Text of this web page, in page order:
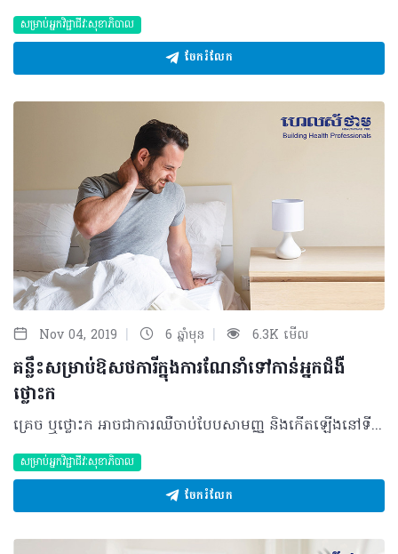
សម្រាប់អ្នកវិជ្ជាជីវៈសុខាភិបាល
ចែករំលែក
Nov 04, 2019 | 6 ឆ្នាំមុន | 6.3K មើល
គន្លឹះសម្រាប់ឱសថការីក្នុងការណែនាំទៅកាន់អ្នកជំងឺ
ថ្លោះក
គ្រេច ឬថ្លោះក អាចជាការឈឺចាប់បែបសាមញ្ញ និងកើតឡើងនៅទីតាំងជាក់លាក់ ហើយភាគច្រើនតែងបាត់ទៅវិញដោយខ្លួនឯង។ យ៉ាងណាមិញអ្នកក៏គួរដឹងពីគន្លឹះមួយចំនួនសម្រាប់ណែនាំដល់អ្នកដែលត្រូវការជំនួយដើម្បីអាចសម្រាលអាការៈឈឺចាប់នោះឲ្យបានកាន់តែឆាប់រហ័ស។ អ្វីគួរដឹង? អាការៈគ្រេច ឬថ្លោះក បណ្តាលមកពីការកន្រ្តាក់នៃសាច់ដុំធំមួយដែលស្ថិតនៅផ្នែកចំហៀងនៃក ហើយតែងកើតមានឡើងក្នុងករណី៖ • នៅពេលព្រឹក និងភ្លាមៗពេលងើបពីដំណេក។ វាជាការឈឺចាប់ធម្មតាដែលបណ្តាលមកពីទីតាំងគេងនៅពេលយប់មិនបានល្អ ឬធ្វើកាយវិការខុសប្រក្រតីណាមួយ • សម្រាប់កុមារ៖ សញ្ញាថ្លោះក អាចជាប់ពាក់ព័ន្ធនឹងជំងឺរលាកត្រចៀក ឬឈឺទ្រូងជាដើម • ប្រសិន ការឈឺចាប់កើតមានជាប្រចាំ និងកាន់តែខ្លាំងឡើងបន្តិចម្ដងៗថែមទាំងមានរួមបញ្ចូលសញ្ញាដូចជា ឈឺក្បាល ឬវិលមុខទៀតនោះ វាអាចជាករណីធ្ងន់ធ្ងរ ឬបញ្ហាសរសៃប្រសាទណាមួយ។ អ្វីគួរធ្វើ? ដើម្បីកាត់បន្ថយការឈឺចាប់បណ្ដាលមកពីអាការៈគ្រេច ឬថ្លោះក អ្នកអាចណែនាំវិធីសាស្រ្តណាមួយដូចខាងក្រោម៖ • ស្អំកន្លែងឈឺចាប់ ដោយប្រើកន្សែងជ្រលក់ទឹកក្ដៅឧណ្ហៗ ឬងូតទឹកក្ដៅឧណ្ហៗ • ប្រើប្រាស់ឱសថប្រភេទជាក្រែមសម្រាប់លាប ដូចជា Décontractyl baume ឬ Algésal suractivé • ឬអាចប្រើប្រាស់ឱសថក្រោមទម្រង់ជាគ្រាប់ រួមមាន៖ - Décontractyl (Synthélabo) ២៥០mg៖ សម្រាប់មនុស្សពេលវ័យ ដោយអាចលេបម្ដង ២ គ្រាប់ បីដងក្នុងមួយថ្ងៃ - Ibuprofène ២០០mg៖ អាចលេបម្ដង២គ្រាប់ បីដងក្នុងមួយថ្ងៃ • ចំពោះឧបករណ៍រុំក អាចផ្ដល់ឲ្យអ្នកជំងឺបានប្រសិនពួកគេទាមទារចង់ប្រើប្រាស់ ប៉ុន្តែមិនអាចធានាបានពីប្រសិទ្ធភាពនោះទេ។ ប្រសិនអាការៈថ្លោះក នៅតែអូសបន្លាយជាប្រចាំ អ្នកគួរណែនាំឲ្យអ្នកជំងឺទៅទទួលការពិនិត្យពីសំណាក់វេជ្ជបណ្ឌិតឯកទេស។ ប្រភពយោង៖ Le vademecum de la Médication officinale អត្ថបទ៖ ដកស្រង់ចេញពីទស្សនាវដ្ដី ហេលស៍ថាម ប្រូ លេខ ៨៤ 2019 រក្សាសិទ្ធិគ្រប់យ៉ាង​ដោយ Healthtime Corporation ចំពោះគ្រប់អត្ថបទដោយគ្មានផ្នែកណាមួយត្រូវបោះពុម្ពផ្សាយចូលប្រព័ន្ធអុីនធឺណែតឧបករណ៍អេឡិចត្រូនិកអាត់ជាសំឡេងឬថតចំលងគ្រប់រូបភាពដោយគ្មានការអនុញ្ញាតឡើយ
សម្រាប់អ្នកវិជ្ជាជីវៈសុខាភិបាល
ចែករំលែក